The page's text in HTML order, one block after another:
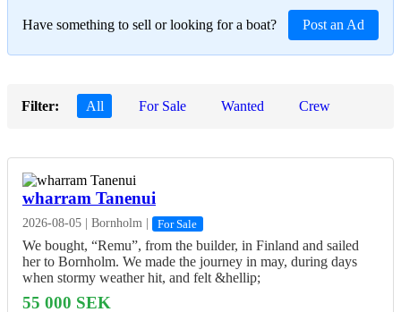
Have something to sell or looking for a boat? Post an Ad
Filter: All For Sale Wanted Crew
wharram Tanenui
2026-08-05 | Bornholm | For Sale
We bought, “Remu”, from the builder, in Finland and sailed
her to Bornholm. We made the journey in may, during days
when stormy weather hit, and felt &hellip;
55 000 SEK